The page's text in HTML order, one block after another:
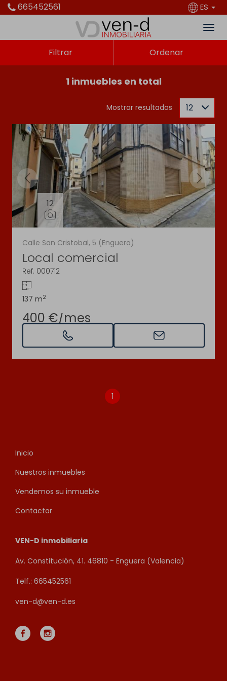
665452561 ES
Filtrar Ordenar
1 inmuebles en total
Mostrar resultados 12
12
Calle San Cristobal, 5 (Enguera)
Local comercial
Ref. 000712
137 m2
400 €/mes
1
Inicio
Nuestros inmuebles
Vendemos su inmueble
Contactar
VEN-D inmobiliaria
Av. Constitución, 41. 46810 - Enguera (Valencia)
Telf.: 665452561
ven-d@ven-d.es